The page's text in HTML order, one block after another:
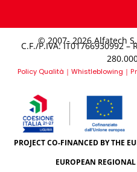
© 2007- 2026 Alfatech
C.F./P.IVA: IT01766930992 –
Policy Qualità | Whistleblowing |
PROJECT CO-FINANCED BY THE
EUROPEAN